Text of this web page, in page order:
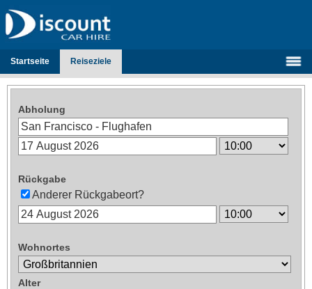
Startseite Reiseziele
Abholung
Rückgabe
Anderer Rückgabeort?
Wohnortes
Alter